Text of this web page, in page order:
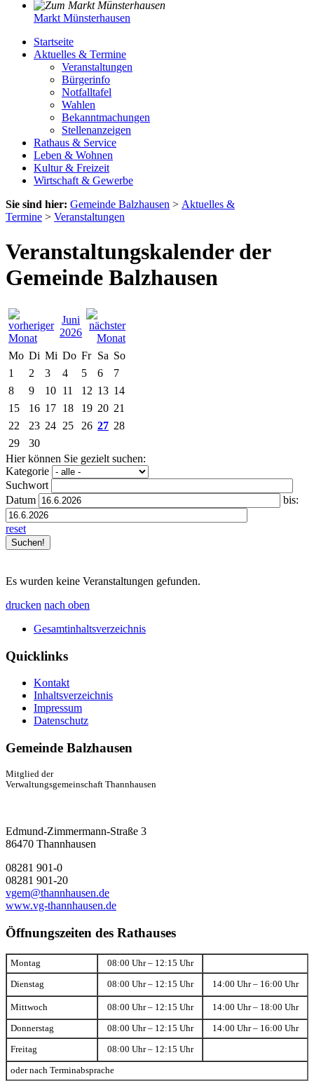
Markt Münsterhausen
Startseite
Aktuelles & Termine
Veranstaltungen
Bürgerinfo
Notfalltafel
Wahlen
Bekanntmachungen
Stellenanzeigen
Rathaus & Service
Leben & Wohnen
Kultur & Freizeit
Wirtschaft & Gewerbe
Sie sind hier: Gemeinde Balzhausen > Aktuelles &
Termine > Veranstaltungen
Veranstaltungskalender der
Gemeinde Balzhausen
Juni
2026
Mo Di Mi Do Fr Sa So
1
2 3 4 5 6
7
8
9 10 11 12 13 14
15
16 17 18 19 20 21
22
23 24 25 26 27 28
29
30
Hier können Sie gezielt suchen:
Kategorie
Suchwort
Datum
bis:
reset
Es wurden keine Veranstaltungen gefunden.
drucken nach oben
Gesamtinhaltsverzeichnis
Quicklinks
Kontakt
Inhaltsverzeichnis
Impressum
Datenschutz
Gemeinde Balzhausen
Mitglied der
Verwaltungsgemeinschaft Thannhausen
Edmund-Zimmermann-Straße 3
86470 Thannhausen
08281 901-0
08281 901-20
vgem@thannhausen.de
www.vg-thannhausen.de
Öffnungszeiten des Rathauses
Montag 08:00 Uhr – 12:15 Uhr
Dienstag 08:00 Uhr – 12:15 Uhr 14:00 Uhr – 16:00 Uhr
Mittwoch 08:00 Uhr – 12:15 Uhr 14:00 Uhr – 18:00 Uhr
Donnerstag 08:00 Uhr – 12:15 Uhr 14:00 Uhr – 16:00 Uhr
Freitag 08:00 Uhr – 12:15 Uhr
oder nach Terminabsprache